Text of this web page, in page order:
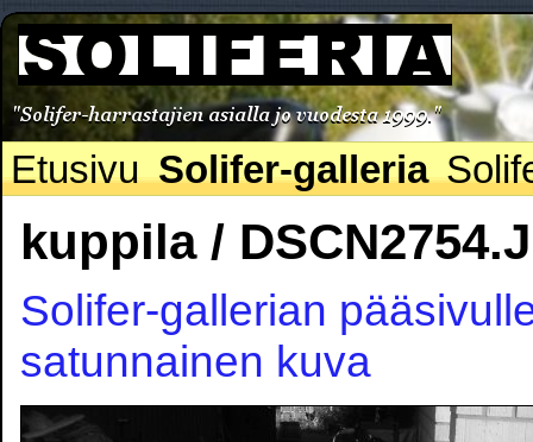
Etusivu Solifer-galleria
kuppila /
Solifer-gallerian
satunnainen kuva